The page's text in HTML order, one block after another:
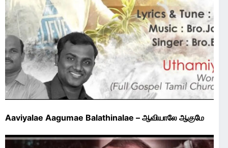
Aaviyalae Aagumae Balathinalae – ஆவியாலே ஆகுமே